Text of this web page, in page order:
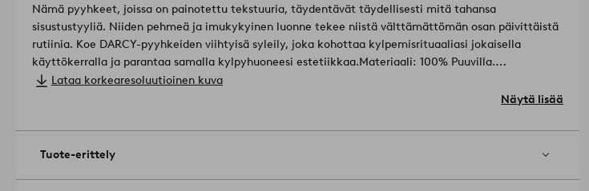
Nämä pyyhkeet, joissa on painotettu tekstuuria, täydentävät täydellisesti mitä tahansa
sisustustyyliä. Niiden pehmeä ja imukykyinen luonne tekee niistä välttämättömän osan päivittäistä
rutiinia. Koe DARCY-pyyhkeiden viihtyisä syleily, joka kohottaa kylpemisrituaaliasi jokaisella
käyttökerralla ja parantaa samalla kylpyhuoneesi estetiikkaa.
Materiaali: 100% Puuvilla.
Mitat: 2 x 30x50 cm. 2 x 50x70 cm. 2 x 70x140 cm. 2 x 70x140 cm.
Helläpesu 60 asteessa. Silitys korkealla lämpötilalla (max 200ºC). Rumpukuivaa
2230502-14-0
Lataa korkearesoluutioinen kuva
Näytä lisää
Tuote-erittely